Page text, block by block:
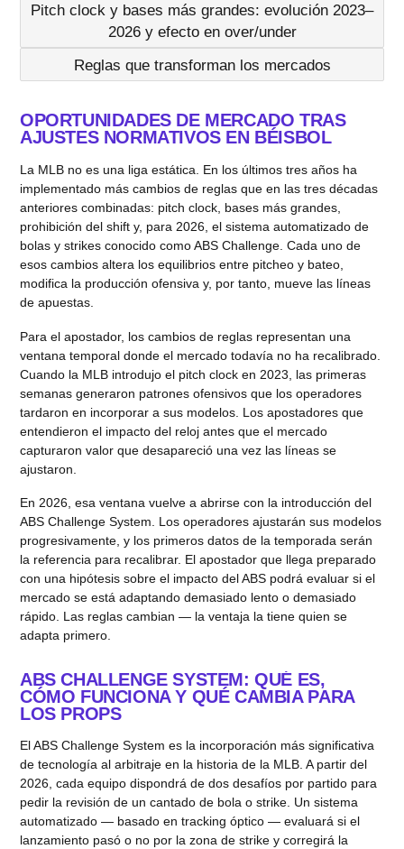
Pitch clock y bases más grandes: evolución 2023–
2026 y efecto en over/under
Reglas que transforman los mercados
OPORTUNIDADES DE MERCADO TRAS
AJUSTES NORMATIVOS EN BÉISBOL
La MLB no es una liga estática. En los últimos tres años ha
implementado más cambios de reglas que en las tres décadas
anteriores combinadas: pitch clock, bases más grandes,
prohibición del shift y, para 2026, el sistema automatizado de
bolas y strikes conocido como ABS Challenge. Cada uno de
esos cambios altera los equilibrios entre pitcheo y bateo,
modifica la producción ofensiva y, por tanto, mueve las líneas
de apuestas.
Para el apostador, los cambios de reglas representan una
ventana temporal donde el mercado todavía no ha recalibrado.
Cuando la MLB introdujo el pitch clock en 2023, las primeras
semanas generaron patrones ofensivos que los operadores
tardaron en incorporar a sus modelos. Los apostadores que
entendieron el impacto del reloj antes que el mercado
capturaron valor que desapareció una vez las líneas se
ajustaron.
En 2026, esa ventana vuelve a abrirse con la introducción del
ABS Challenge System. Los operadores ajustarán sus modelos
progresivamente, y los primeros datos de la temporada serán
la referencia para recalibrar. El apostador que llega preparado
con una hipótesis sobre el impacto del ABS podrá evaluar si el
mercado se está adaptando demasiado lento o demasiado
rápido. Las reglas cambian — la ventaja la tiene quien se
adapta primero.
ABS CHALLENGE SYSTEM: QUÉ ES,
CÓMO FUNCIONA Y QUÉ CAMBIA PARA
LOS PROPS
El ABS Challenge System es la incorporación más significativa
de tecnología al arbitraje en la historia de la MLB. A partir del
2026, cada equipo dispondrá de dos desafíos por partido para
pedir la revisión de un cantado de bola o strike. Un sistema
automatizado — basado en tracking óptico — evaluará si el
lanzamiento pasó o no por la zona de strike y corregirá la